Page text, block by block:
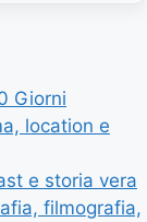
Giorni
location e
e storia vera
filmografia,